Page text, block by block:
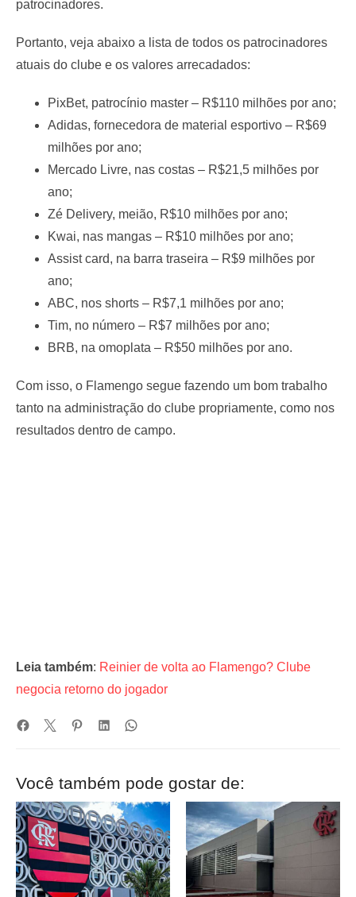
patrocinadores.
Portanto, veja abaixo a lista de todos os patrocinadores
atuais do clube e os valores arrecadados:
PixBet, patrocínio master – R$110 milhões por ano;
Adidas, fornecedora de material esportivo – R$69
milhões por ano;
Mercado Livre, nas costas – R$21,5 milhões por
ano;
Zé Delivery, meião, R$10 milhões por ano;
Kwai, nas mangas – R$10 milhões por ano;
Assist card, na barra traseira – R$9 milhões por
ano;
ABC, nos shorts – R$7,1 milhões por ano;
Tim, no número – R$7 milhões por ano;
BRB, na omoplata – R$50 milhões por ano.
Com isso, o Flamengo segue fazendo um bom trabalho
tanto na administração do clube propriamente, como nos
resultados dentro de campo.
Leia também: Reinier de volta ao Flamengo? Clube
negocia retorno do jogador
Você também pode gostar de: